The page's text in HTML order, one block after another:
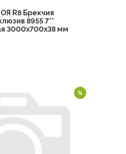
R8 Брекчия
8955 7**
3000х700х38 мм